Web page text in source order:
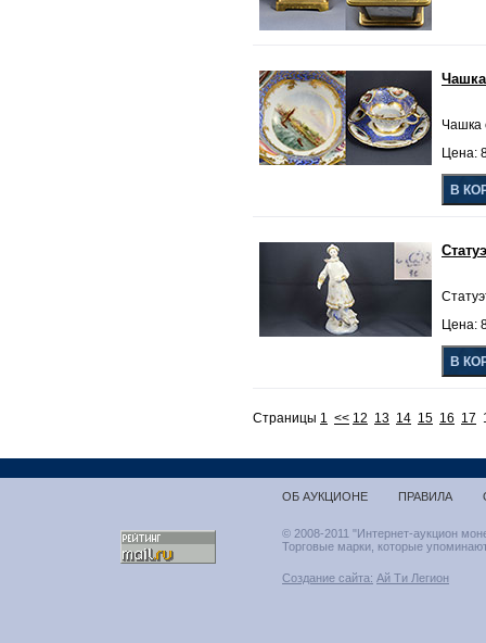
Чашка
Цена:
Цена:
Страницы 1 << 12 13 14 15 16 17
ОБ АУКЦИОНЕ ПРАВИЛА
© 2008-2011 "Интернет-аукцион
Торговые марки, которые
Создание сайта: Ай Ти Легион